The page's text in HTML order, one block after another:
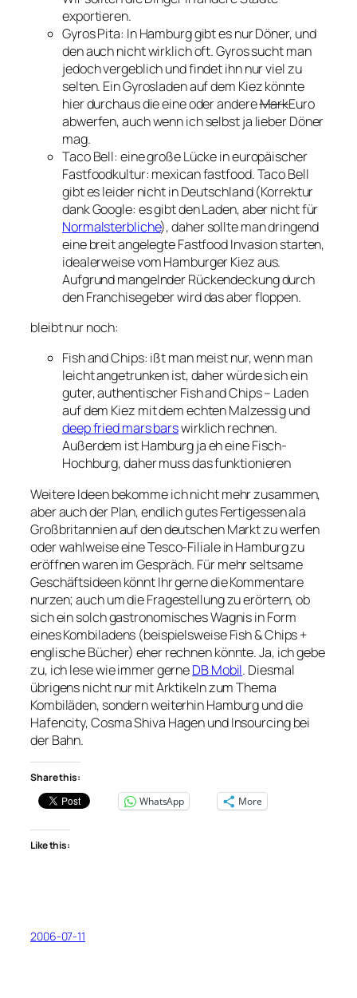
exportieren.
Gyros Pita: In Hamburg gibt es nur Döner, und
den auch nicht wirklich oft. Gyros sucht man
jedoch vergeblich und findet ihn nur viel zu
selten. Ein Gyrosladen auf dem Kiez könnte
hier durchaus die eine oder andereMarkEuro
abwerfen, auch wenn ich selbst ja lieber Döner
mag.
Taco Bell: eine große Lücke in europäischer
Fastfoodkultur: mexican fastfood. Taco Bell
gibt es leider nicht in Deutschland (Korrektur
dank Google: es gibt den Laden, aber nicht für
Normalsterbliche), daher sollte man dringend
eine breit angelegte Fastfood Invasion starten,
idealerweise vom Hamburger Kiez aus.
Aufgrund mangelnder Rückendeckung durch
den Franchisegeber wird das aber floppen.
bleibt nur noch:
Fish and Chips: ißt man meist nur, wenn man
leicht angetrunken ist, daher würde sich ein
guter, authentischer Fish and Chips – Laden
auf dem Kiez mit dem echten Malzessig und
deep fried mars barswirklich rechnen.
Außerdem ist Hamburg ja eh eine Fisch-
Hochburg, daher muss das funktionieren
Weitere Ideen bekomme ich nicht mehr zusammen,
aber auch der Plan, endlich gutes Fertigessen ala
Großbritannien auf den deutschen Markt zu werfen
oder wahlweise eine Tesco-Filiale in Hamburg zu
eröffnen waren im Gespräch. Für mehr seltsame
Geschäftsideen könnt Ihr gerne die Kommentare
nurzen; auch um die Fragestellung zu erörtern, ob
sich ein solch gastronomisches Wagnis in Form
eines Kombiladens (beispielsweise Fish & Chips +
englische Bücher) eher rechnen könnte. Ja, ich gebe
zu, ich lese wie immer gerneDB Mobil. Diesmal
übrigens nicht nur mit Arktikeln zum Thema
Kombiläden, sondern weiterhin Hamburg und die
Hafencity, Cosma Shiva Hagen und Insourcing bei
der Bahn.
Share this:
WhatsApp
More
Like this:
2006-07-11